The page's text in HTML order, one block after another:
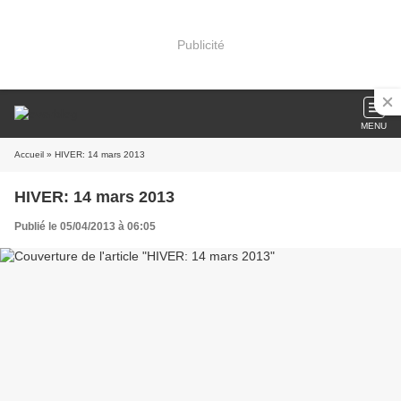
Publicité
MENU
Accueil » HIVER: 14 mars 2013
HIVER: 14 mars 2013
Publié le 05/04/2013 à 06:05